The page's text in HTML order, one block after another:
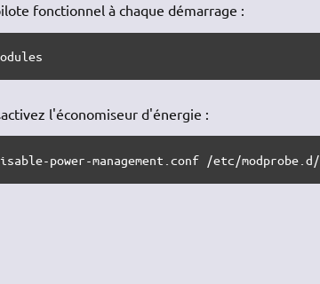
fonctionnel à chaque démarrage :
l'économiseur d'énergie :
power-management.conf /etc/modprobe.d/